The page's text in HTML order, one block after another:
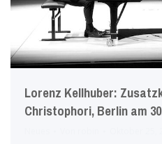
Lorenz Kellhuber:
Christophori, Berlin am